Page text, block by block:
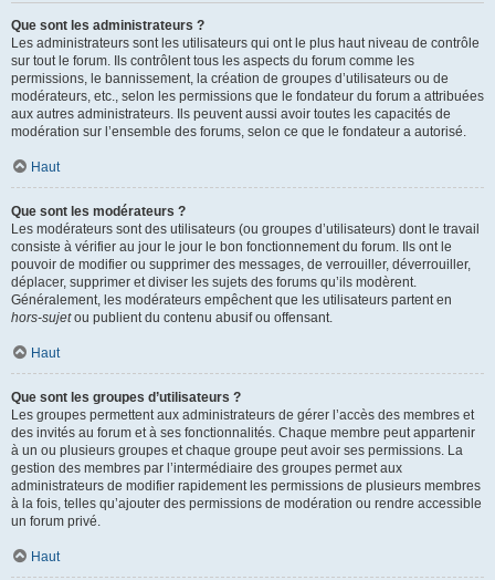
Que sont les administrateurs ?
Les administrateurs sont les utilisateurs qui ont le plus haut niveau de contrôle
sur tout le forum. Ils contrôlent tous les aspects du forum comme les
permissions, le bannissement, la création de groupes d’utilisateurs ou de
modérateurs, etc., selon les permissions que le fondateur du forum a attribuées
aux autres administrateurs. Ils peuvent aussi avoir toutes les capacités de
modération sur l’ensemble des forums, selon ce que le fondateur a autorisé.
Haut
Que sont les modérateurs ?
Les modérateurs sont des utilisateurs (ou groupes d’utilisateurs) dont le travail
consiste à vérifier au jour le jour le bon fonctionnement du forum. Ils ont le
pouvoir de modifier ou supprimer des messages, de verrouiller, déverrouiller,
déplacer, supprimer et diviser les sujets des forums qu’ils modèrent.
Généralement, les modérateurs empêchent que les utilisateurs partent en
hors-sujetou publient du contenu abusif ou offensant.
Haut
Que sont les groupes d’utilisateurs ?
Les groupes permettent aux administrateurs de gérer l’accès des membres et
des invités au forum et à ses fonctionnalités. Chaque membre peut appartenir
à un ou plusieurs groupes et chaque groupe peut avoir ses permissions. La
gestion des membres par l’intermédiaire des groupes permet aux
administrateurs de modifier rapidement les permissions de plusieurs membres
à la fois, telles qu’ajouter des permissions de modération ou rendre accessible
un forum privé.
Haut